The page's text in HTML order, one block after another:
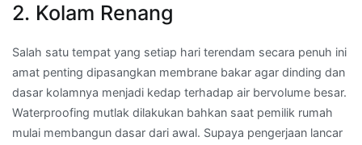
2. Kolam Renang
Salah satu tempat yang setiap hari terendam secara penuh ini
amat penting dipasangkan membrane bakar agar dinding dan
dasar kolamnya menjadi kedap terhadap air bervolume besar.
Waterproofing mutlak dilakukan bahkan saat pemilik rumah
mulai membangun dasar dari awal. Supaya pengerjaan lancar